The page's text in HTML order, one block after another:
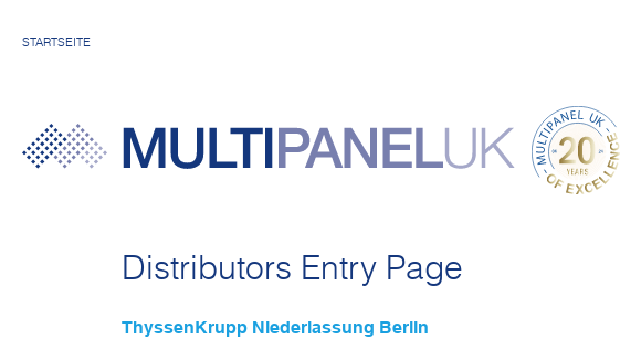
STARTSEITE
Distributors Entry Page
ThyssenKrupp Niederlassung Berlin